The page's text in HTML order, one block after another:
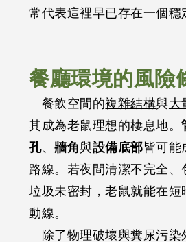
常代表這裡早已存在一個穩
餐廳環境的風險
餐飲空間的複雜結構與大
其成為老鼠理想的棲息地。
孔、牆角與設備底部皆可能
路線。若夜間清潔不完全、
垃圾未密封，老鼠就能在短
動線。
除了物理破壞與糞尿污染